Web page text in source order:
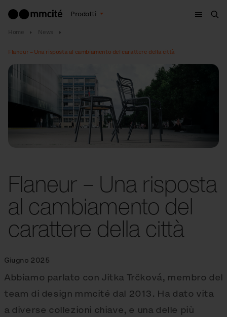
Prodotti
Menù
Home News
Flaneur – Una risposta al cambiamento del carattere della città
Flaneur – Una risposta
al cambiamento del
carattere della città
Giugno 2025
Abbiamo parlato con Jitka Trčková, membro del
team di design mmcité dal 2013. Ha dato vita
a diverse collezioni chiave, e una delle più